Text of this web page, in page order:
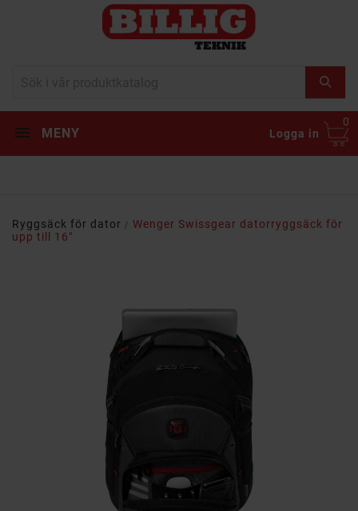
MENY Logga in
0
Ryggsäck för dator
Wenger Swissgear datorryggsäck för
upp till 16"